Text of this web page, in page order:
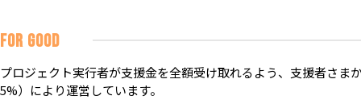
FOR GOOD
プロジェクト実行者が支援金を全額受け取れるよう、支援者さま
5%）により運営しています。